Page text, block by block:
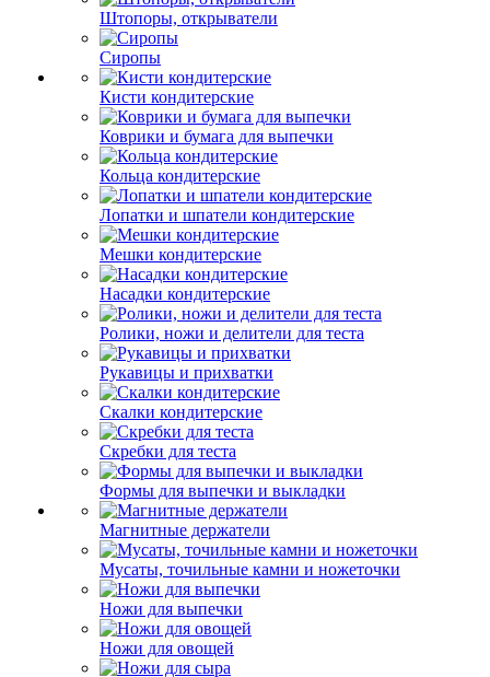
Штопоры, открыватели
Сиропы
Кисти кондитерские
Коврики и бумага для выпечки
Кольца кондитерские
Лопатки и шпатели кондитерские
Мешки кондитерские
Насадки кондитерские
Ролики, ножи и делители для теста
Рукавицы и прихватки
Скалки кондитерские
Скребки для теста
Формы для выпечки и выкладки
Магнитные держатели
Мусаты, точильные камни и ножеточки
Ножи для выпечки
Ножи для овощей